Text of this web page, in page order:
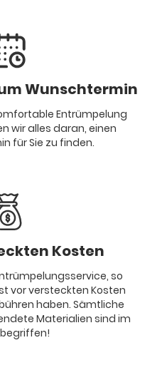
Wunschtermin
Entrümpelung
wir alles daran, einen
für Sie zu finden.
Kosten
so
vor versteckten Kosten
haben. Sämtliche
Materialien sind im